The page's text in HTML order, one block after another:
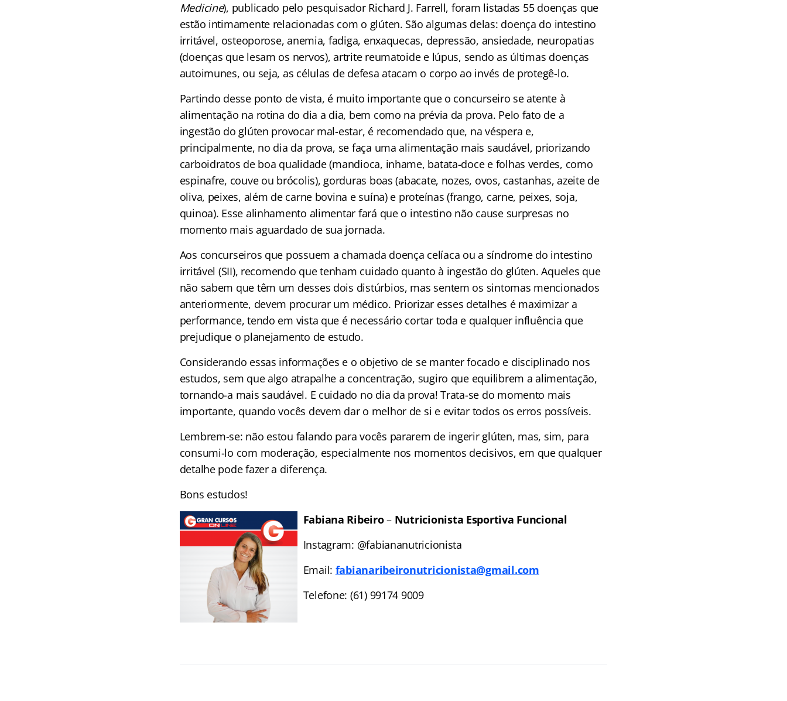
Medicine), publicado pelo pesquisador Richard J. Farrell, foram listadas 55 doenças que
estão intimamente relacionadas com o glúten. São algumas delas: doença do intestino
irritável, osteoporose, anemia, fadiga, enxaquecas, depressão, ansiedade, neuropatias
(doenças que lesam os nervos), artrite reumatoide e lúpus, sendo as últimas doenças
autoimunes, ou seja, as células de defesa atacam o corpo ao invés de protegê-lo.
Partindo desse ponto de vista, é muito importante que o concurseiro se atente à
alimentação na rotina do dia a dia, bem como na prévia da prova. Pelo fato de a
ingestão do glúten provocar mal-estar, é recomendado que, na véspera e,
principalmente, no dia da prova, se faça uma alimentação mais saudável, priorizando
carboidratos de boa qualidade (mandioca, inhame, batata-doce e folhas verdes, como
espinafre, couve ou brócolis), gorduras boas (abacate, nozes, ovos, castanhas, azeite de
oliva, peixes, além de carne bovina e suína) e proteínas (frango, carne, peixes, soja,
quinoa). Esse alinhamento alimentar fará que o intestino não cause surpresas no
momento mais aguardado de sua jornada.
Aos concurseiros que possuem a chamada doença celíaca ou a síndrome do intestino
irritável (SII), recomendo que tenham cuidado quanto à ingestão do glúten. Aqueles que
não sabem que têm um desses dois distúrbios, mas sentem os sintomas mencionados
anteriormente, devem procurar um médico. Priorizar esses detalhes é maximizar a
performance, tendo em vista que é necessário cortar toda e qualquer influência que
prejudique o planejamento de estudo.
Considerando essas informações e o objetivo de se manter focado e disciplinado nos
estudos, sem que algo atrapalhe a concentração, sugiro que equilibrem a alimentação,
tornando-a mais saudável. E cuidado no dia da prova! Trata-se do momento mais
importante, quando vocês devem dar o melhor de si e evitar todos os erros possíveis.
Lembrem-se: não estou falando para vocês pararem de ingerir glúten, mas, sim, para
consumi-lo com moderação, especialmente nos momentos decisivos, em que qualquer
detalhe pode fazer a diferença.
Bons estudos!
Fabiana Ribeiro– Nutricionista Esportiva Funcional
Instagram: @fabiananutricionista
Email: fabianaribeironutricionista@gmail.com
Telefone: (61) 99174 9009